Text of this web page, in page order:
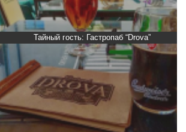
гость: Гастропаб “Drova”